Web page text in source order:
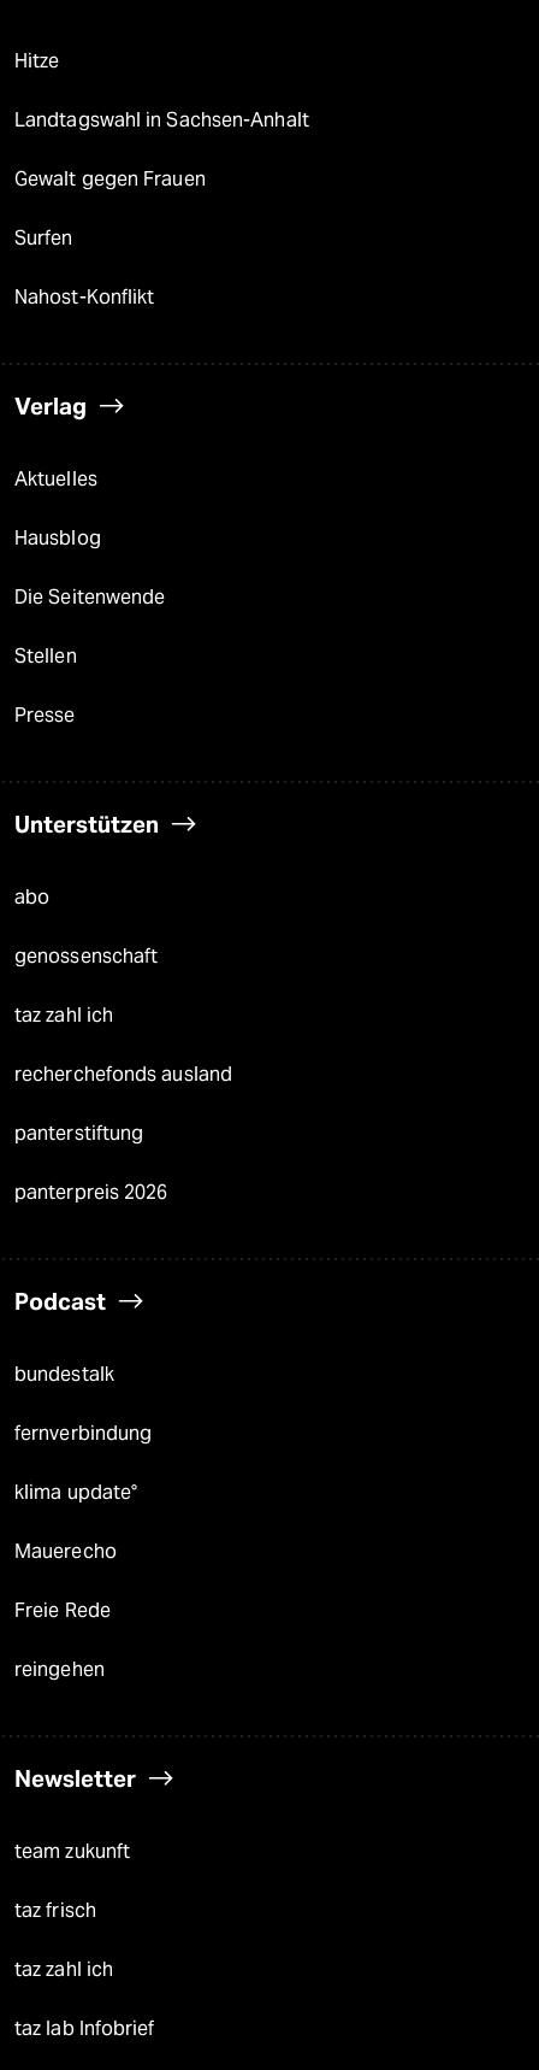
Hitze
Landtagswahl in Sachsen-Anhalt
Gewalt gegen Frauen
Surfen
Nahost-Konflikt
Verlag
Aktuelles
Hausblog
Die Seitenwende
Stellen
Presse
Unterstützen
abo
genossenschaft
taz zahl ich
recherchefonds ausland
panterstiftung
panterpreis 2026
Podcast
bundestalk
fernverbindung
klima update°
Mauerecho
Freie Rede
reingehen
Newsletter
team zukunft
taz frisch
taz zahl ich
taz lab Infobrief